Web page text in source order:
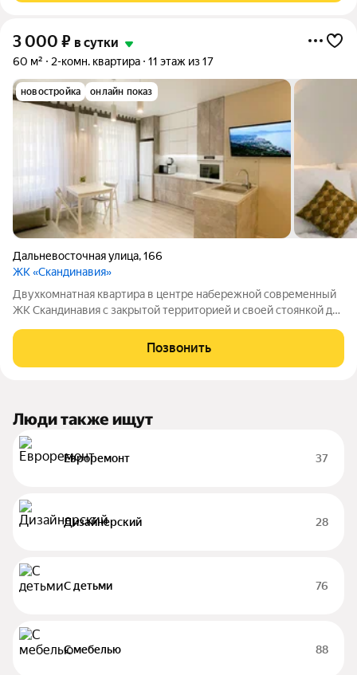
3 000 ₽ в сутки
60 м² 2-комн. квартира 11 этаж из 17
новостройка онлайн показ
Дальневосточная улица,166
ЖК «Скандинавия»
Двухкомнатная квартира в центре набережной современный
ЖК Скандинавия с закрытой территорией и своей стоянкой для
есть все необходимое для комфортного проживания!
Отличный вид из окна на
Позвонить
Люди также ищут
Евроремонт 37
Дизайнерский 28
С детьми 76
С мебелью 88